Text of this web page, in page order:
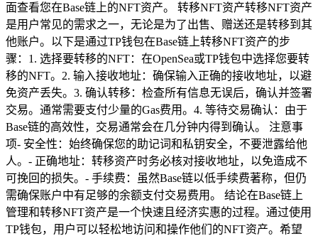
面查看您在Base链上的NFT资产。 转移NFT资产转移NFT资产
是用户常见的需求之一，无论是为了出售、赠送还是转移到其
他账户。以下是通过TP钱包在Base链上转移NFT资产的步
骤：1. 选择要转移的NFT：在OpenSea或TP钱包中选择您要转
移的NFT。2. 输入接收地址：确保输入正确的接收地址，以避
免资产丢失。3. 确认转移：检查所有信息无误后，确认并签署
交易。通常需要支付少量的Gas费用。4. 等待交易确认：由于
Base链的高效性，交易通常会在几分钟内得到确认。 注意事
项- 安全性：始终确保您的助记词和私钥安全，不要泄露给他
人。- 正确地址：转移资产时务必核对接收地址，以免造成不
可挽回的损失。- 手续费：虽然Base链以低手续费著称，但仍
需确保账户中有足够的余额支付交易费用。 结论在Base链上
管理和转移NFT资产是一个快速且经济实惠的过程。通过使用
TP钱包，用户可以轻松地访问和操作他们的NFT资产。希望